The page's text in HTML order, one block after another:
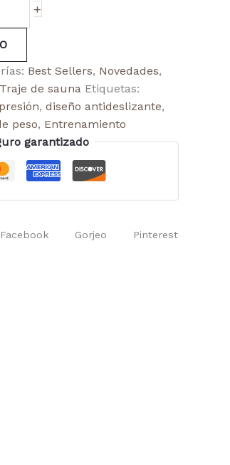
+
Best Sellers, Novedades,
Traje de sauna Etiquetas:
, diseño antideslizante,
peso, Entrenamiento
garantizado
Facebook Gorjeo Pinterest